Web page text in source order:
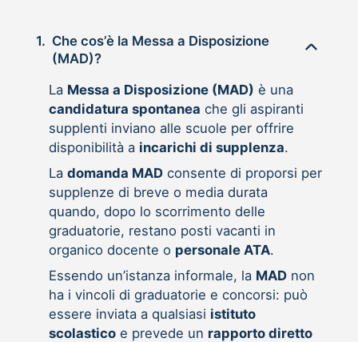
1. Che cos’è la Messa a Disposizione
(MAD)?
La Messa a Disposizione (MAD) è una
candidatura spontanea che gli aspiranti
supplenti inviano alle scuole per offrire
disponibilità a incarichi di supplenza.
La domanda MADconsente di proporsi per
supplenze di breve o media durata
quando, dopo lo scorrimento delle
graduatorie, restano posti vacanti in
organico docente o personale ATA.
Essendo un’istanza informale, la MADnon
ha i vincoli di graduatorie e concorsi: può
essere inviata a qualsiasi istituto
scolasticoe prevede un rapporto diretto